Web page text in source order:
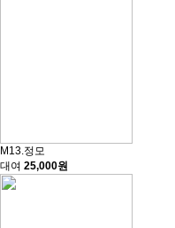
M13.정모
대여 25,000원